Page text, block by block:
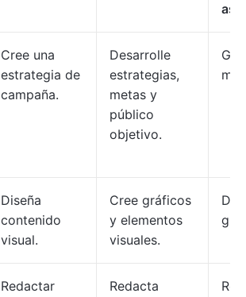
Cree una
estrategia de
campaña.
Desarrolle
estrategias,
metas y
público
objetivo.
Diseña
contenido
visual.
Cree gráficos
y elementos
visuales.
Redactar
Redacta